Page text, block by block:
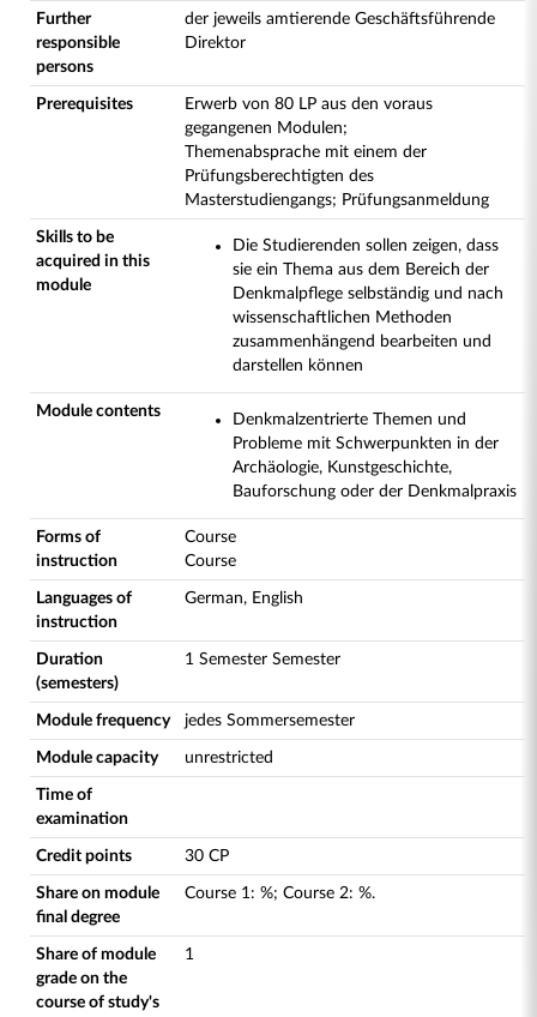
Further
responsible
persons
der jeweils amtierende Geschäftsführende
Direktor
Prerequisites
Erwerb von 80 LP aus den voraus
gegangenen Modulen;
Themenabsprache mit einem der
Prüfungsberechtigten des
Masterstudiengangs; Prüfungsanmeldung
Skills to be
acquired in this
module
Die Studierenden sollen zeigen, dass
sie ein Thema aus dem Bereich der
Denkmalpflege selbständig und nach
wissenschaftlichen Methoden
zusammenhängend bearbeiten und
darstellen können
Module contents
Denkmalzentrierte Themen und
Probleme mit Schwerpunkten in der
Archäologie, Kunstgeschichte,
Bauforschung oder der Denkmalpraxis
Forms of
instruction
Course
Course
Languages of
instruction
German, English
Duration
(semesters)
1 Semester Semester
Module frequency jedes Sommersemester
Module capacity unrestricted
Time of
examination
Credit points 30 CP
Share on module
final degree
Course 1: %; Course 2: %.
Share of module
grade on the
course of study's
1